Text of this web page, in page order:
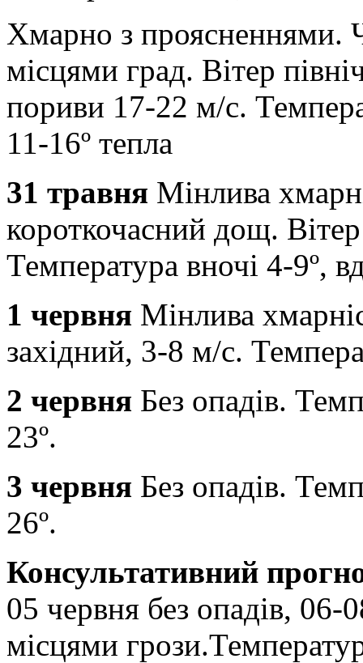
Хмарно з проясненнями.
місцями град. Вітер
пориви 17-22 м/с.
11-16º тепла
31 травня Мінлива
короткочасний дощ.
Температура вночі 4-9º,
1 червня Мінлива
західний, 3-8 м/с.
2 червня Без опадів.
23º.
3 червня Без опадів.
26º.
Консультативний
05 червня без опадів, 06-
місцями